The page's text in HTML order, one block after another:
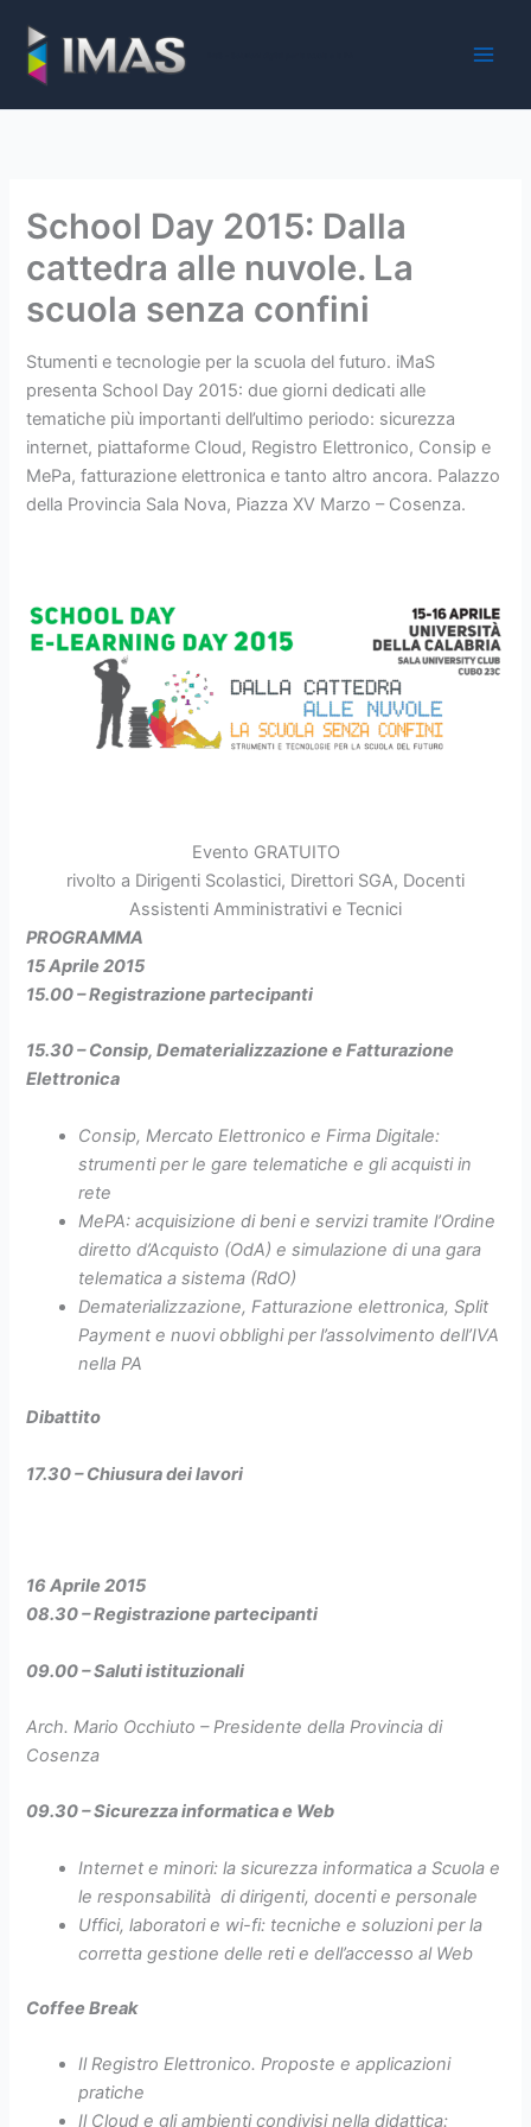
contenuto
School Day 2015: Dalla
cattedra alle nuvole. La
scuola senza confini
Stumenti e tecnologie per la scuola del futuro. iMaS
presenta School Day 2015: due giorni dedicati alle
tematiche più importanti dell’ultimo periodo: sicurezza
internet, piattaforme Cloud, Registro Elettronico, Consip e
MePa, fatturazione elettronica e tanto altro ancora. Palazzo
della Provincia Sala Nova, Piazza XV Marzo – Cosenza.
Evento GRATUITO
rivolto a Dirigenti Scolastici, Direttori SGA, Docenti
Assistenti Amministrativi e Tecnici
PROGRAMMA
15 Aprile 2015
15.00 – Registrazione partecipanti
15.30 – Consip, Dematerializzazione e Fatturazione
Elettronica
Consip, Mercato Elettronico e Firma Digitale:
strumenti per le gare telematiche e gli acquisti in
rete
MePA: acquisizione di beni e servizi tramite l’Ordine
diretto d’Acquisto (OdA) e simulazione di una gara
telematica a sistema (RdO)
Dematerializzazione, Fatturazione elettronica, Split
Payment e nuovi obblighi per l’assolvimento dell’IVA
nella PA
Dibattito
17.30 – Chiusura dei lavori
16 Aprile 2015
08.30 – Registrazione partecipanti
09.00 – Saluti istituzionali
Arch. Mario Occhiuto – Presidente della Provincia di
Cosenza
09.30 – Sicurezza informatica e Web
Internet e minori: la sicurezza informatica a Scuola e
le responsabilità di dirigenti, docenti e personale
Uffici, laboratori e wi-fi: tecniche e soluzioni per la
corretta gestione delle reti e dell’accesso al Web
Coffee Break
Il Registro Elettronico. Proposte e applicazioni
pratiche
Il Cloud e gli ambienti condivisi nella didattica: